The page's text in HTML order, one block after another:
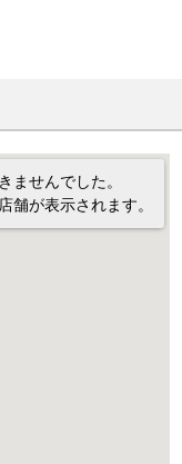
ませんでした。
舗が表示されます。